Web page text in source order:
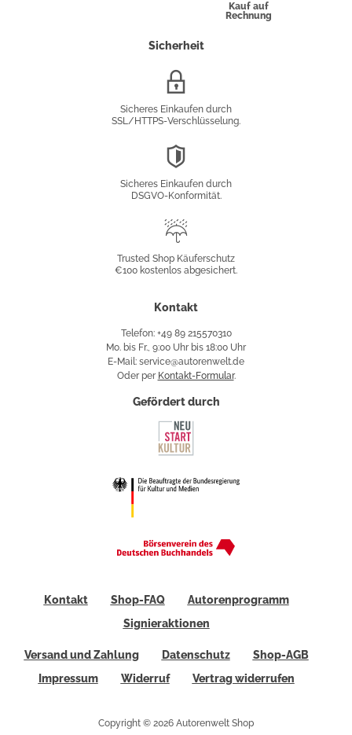
Kauf auf
Rechnung
Sicherheit
Sicheres Einkaufen durch
SSL/HTTPS-Verschlüsselung.
Sicheres Einkaufen durch
DSGVO-Konformität.
Käuferschutz
Trusted Shop Käuferschutz
€100 kostenlos abgesichert.
Kontakt
Telefon: +49 89 215570310
Mo. bis Fr., 9:00 Uhr bis 18:00 Uhr
E-Mail: service@autorenwelt.de
Oder per Kontakt-Formular.
Gefördert durch
Kontakt Shop-FAQ
Autorenprogramm
Signieraktionen
Versand und Zahlung Datenschutz
Shop-AGB
Impressum
Widerruf Vertrag widerrufen
Copyright © 2026 Autorenwelt Shop